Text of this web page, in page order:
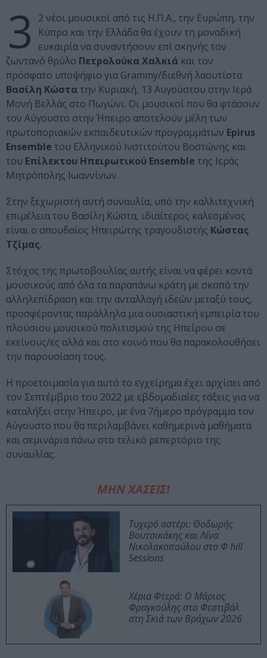
3
2 νέοι μουσικοί από τις Η.Π.Α., την Ευρώπη, την
Κύπρο και την Ελλάδα θα έχουν τη μοναδική
ευκαιρία να συναντήσουν επί σκηνής τον
ζωντανό θρύλο Πετρολούκα Χαλκιά και τον
πρόσφατο υποψήφιο για Grammy/διεθνή λαουτίστα
Βασίλη Κώστα την Κυριακή, 13 Αυγούστου στην Ιερά
Μονή Βελλάς στο Πωγώνι. Οι μουσικοί που θα φτάσουν
τον Αύγουστο στην Ήπειρο αποτελούν μέλη των
πρωτοποριακών εκπαιδευτικών προγραμμάτων Epirus
Ensemble του Ελληνικού Ινστιτούτου Βοστώνης και
του Επίλεκτου Ηπειρωτικού Ensemble της Ιεράς
Μητρόπολης Ιωαννίνων.
Στην ξεχωριστή αυτή συναυλία, υπό την καλλιτεχνική
επιμέλεια του Βασίλη Κώστα, ιδιαίτερος καλεσμένος
είναι ο σπουδαίος Ηπειρώτης τραγουδιστής Κώστας
Τζίμας.
Στόχος της πρωτοβουλίας αυτής είναι να φέρει κοντά
μουσικούς από όλα τα παραπάνω κράτη με σκοπό την
αλληλεπίδραση και την ανταλλαγή ιδεών μεταξύ τους,
προσφέροντας παράλληλα μια ουσιαστική εμπειρία του
πλούσιου μουσικού πολιτισμού της Ηπείρου σε
εκείνους/ες αλλά και στο κοινό που θα παρακολουθήσει
την παρουσίαση τους.
Η προετοιμασία για αυτό το εγχείρημα έχει αρχίσει από
τον Σεπτέμβριο του 2022 με εβδομαδιαίες τάξεις για να
καταλήξει στην Ήπειρο, με ένα 7ήμερο πρόγραμμα τον
Αύγουστο που θα περιλαμβάνει καθημερινά μαθήματα
και σεμινάρια πάνω στο τελικό ρεπερτόριο της
συναυλίας.
ΜΗΝ ΧΑΣΕΙΣ!
Τυχερό αστέρι: Θοδωρής
Βουτσικάκης και Λίνα
Νικολακοπούλου στο Φ hill
Sessions
Χέρια Φτερά: Ο Μάριος
Φραγκούλης στο Φεστιβάλ
στη Σκιά των Βράχων 2026